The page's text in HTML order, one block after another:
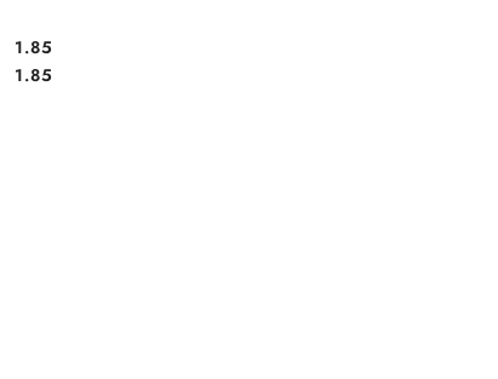
Cena:
1.85
Cena:
1.85